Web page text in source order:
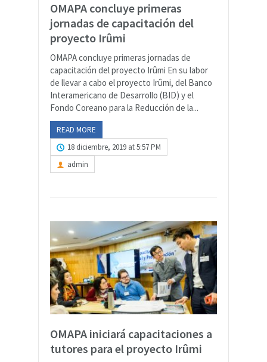
OMAPA concluye primeras
jornadas de capacitación del
proyecto Irûmi
OMAPA concluye primeras jornadas de
capacitación del proyecto Irûmi En su labor
de llevar a cabo el proyecto Irûmi, del Banco
Interamericano de Desarrollo (BID) y el
Fondo Coreano para la Reducción de la...
READ MORE
18 diciembre, 2019 at 5:57 PM
admin
OMAPA iniciará capacitaciones a
tutores para el proyecto Irûmi